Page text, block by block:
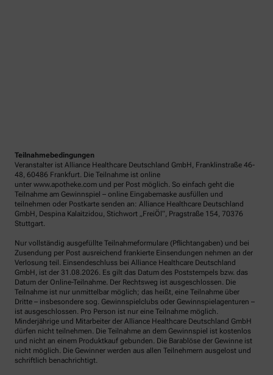
Teilnahmebedingungen
Veranstalter ist Alliance Healthcare Deutschland GmbH, Franklinstraße 46-
48, 60486 Frankfurt. Die Teilnahme ist online
unter www.apotheke.com und per Post möglich. So einfach geht die
Teilnahme am Gewinnspiel – online Eingabemaske ausfüllen und
teilnehmen oder Postkarte senden an: Alliance Healthcare Deutschland
GmbH, Despina Kalaitzidou, Stichwort „FreiÖl“, Pragstraße 154, 70376
Stuttgart.
Nur vollständig ausgefüllte Teilnahmeformulare (Pflichtangaben) und bei
Zusendung per Post ausreichend frankierte Einsendungen nehmen an der
Verlosung teil. Einsendeschluss bei Alliance Healthcare Deutschland
GmbH, ist der 31.08.2026. Es gilt das Datum des Poststempels bzw. das
Datum der Online-Teilnahme. Der Rechtsweg ist ausgeschlossen. Die
Teilnahme ist nur unmittelbar möglich; das heißt, eine Teilnahme über
Dritte – insbesondere sog. Gewinnspielclubs oder Gewinnspielagenturen –
ist ausgeschlossen. Pro Person ist nur eine Teilnahme möglich.
Minderjährige und Mitarbeiter der Alliance Healthcare Deutschland GmbH
dürfen nicht teilnehmen. Die Teilnahme an dem Gewinnspiel ist kostenlos
und nicht an einem Produktkauf gebunden. Die Barablöse der Gewinne ist
nicht möglich. Die Gewinner werden aus allen Teilnehmern ausgelost und
schriftlich benachrichtigt.